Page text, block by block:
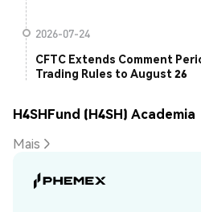
2026-07-24
CFTC Extends Comment
Trading Rules to August 26
H4SHFund (H4SH) Academia
Mais